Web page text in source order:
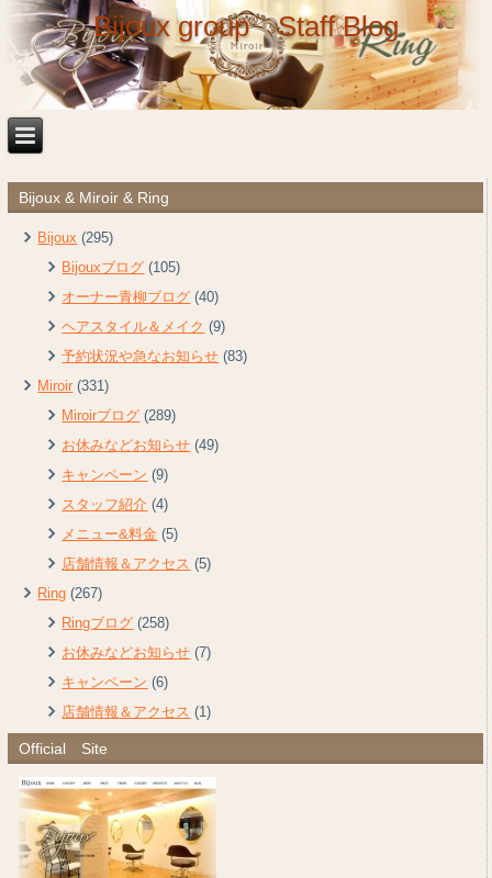
Bijoux group Staff Blog
Bijoux & Miroir & Ring
Bijoux (295)
Bijouxブログ (105)
オーナー青柳ブログ (40)
ヘアスタイル＆メイク (9)
予約状況や急なお知らせ (83)
Miroir (331)
Miroirブログ (289)
お休みなどお知らせ (49)
キャンペーン (9)
スタッフ紹介 (4)
メニュー&料金 (5)
店舗情報＆アクセス (5)
Ring (267)
Ringブログ (258)
お休みなどお知らせ (7)
キャンペーン (6)
店舗情報＆アクセス (1)
Official Site